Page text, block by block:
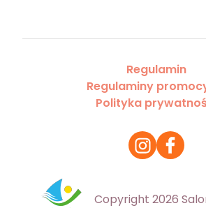
Regulamin
Regulaminy
Polityka
Copyright 2026